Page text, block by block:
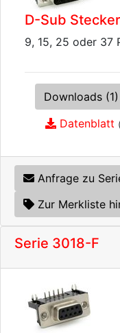
D-Sub
9, 15, 25 oder 37
Downloads (1)
Datenblatt
Anfrage zu
Zur Merkliste
Serie 3018-F